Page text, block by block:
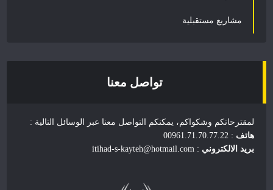
مشاريع مستقبلية
تواصل معنا
لمقترحاتكم وشكواكم، يمكنكم التواصل معنا عبر الوسائل التالية :
هاتف : 00961.71.70.77.22
بريد الالكتروني : itihad-s-kayteh@hotmail.com